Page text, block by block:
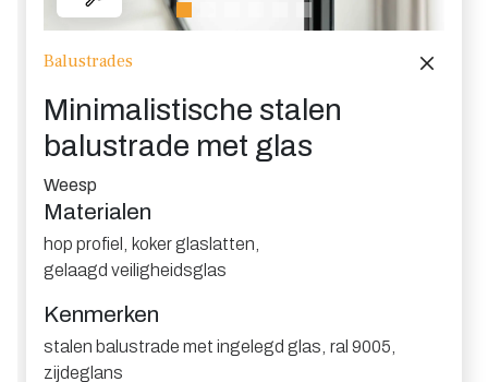
Balustrades
Minimalistische stalen
balustrade met glas
Weesp
Materialen
hop profiel koker glaslatten
gelaagd veiligheidsglas
Kenmerken
stalen balustrade met ingelegd glas ral 9005
zijdeglans